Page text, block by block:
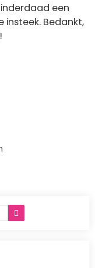
een
insteek. Bedankt,